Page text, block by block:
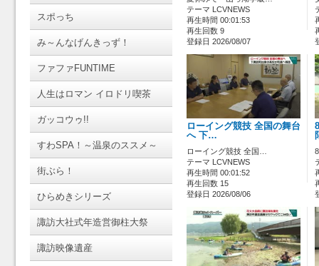
スポっち
み～んなげんきっず！
ファファFUNTIME
人生はロマン イロドリ喫茶
ガッコウゥ!!
すわSPA！～温泉のススメ～
街ぶら！
ひらめきシリーズ
諏訪大社式年造営御柱大祭
諏訪映像遺産
テーマ LCVNEWS
再生時間 00:01:53
再生回数 9
登録日 2026/08/07
ローイング競技 全国の舞台
へ 下…
ローイング競技 全国…
テーマ LCVNEWS
再生時間 00:01:52
再生回数 15
登録日 2026/08/06